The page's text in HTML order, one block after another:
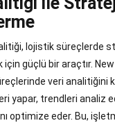
lojistik süreçlerde
için güçlü bir araçtır.
veri analitiğini
yapar, trendleri analiz
optimize eder. Bu,